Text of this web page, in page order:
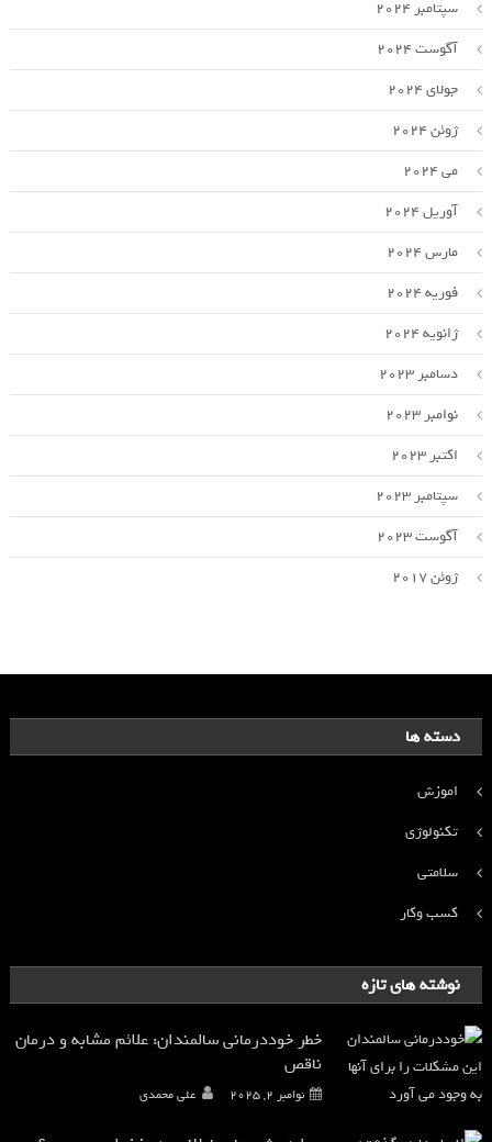
سپتامبر 2024
آگوست 2024
جولای 2024
ژوئن 2024
می 2024
آوریل 2024
مارس 2024
فوریه 2024
ژانویه 2024
دسامبر 2023
نوامبر 2023
اکتبر 2023
سپتامبر 2023
آگوست 2023
ژوئن 2017
دسته ها
اموزش
تکنولوژی
سلامتی
کسب وکار
نوشته های تازه
خطر خوددرمانی سالمندان: علائم مشابه و درمان
ناقص
نوامبر 2, 2025 علی محمدی